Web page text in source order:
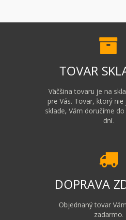
TOVAR
Väčšina tovaru je na
pre Vás. Tovar, ktorý
sklade, Vám doručíme
dní.
DOPRAVA
Objednaný tovar
zadarmo.